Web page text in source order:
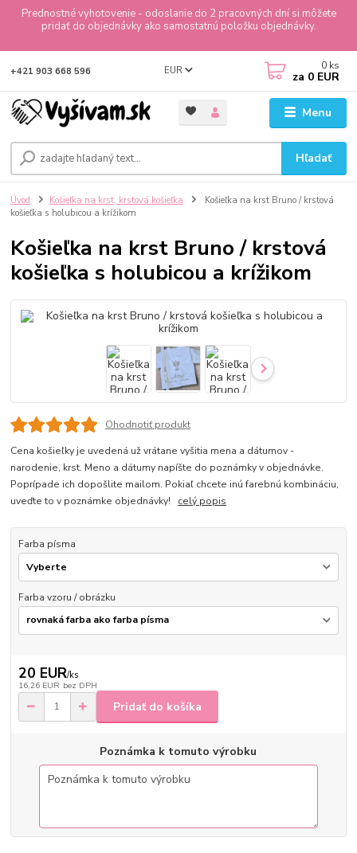
Prednostné vyhotovenie - odoslanie do 2 pracovných dní si môžete
pridať do objednávky ako samostatnú položku objednávky.
Menu
EUR
Hľadať
+421 903 668 596 0 ks
za 0 EUR
Úvod Košieľka na krst, krstová košieľka
Košieľka na krst Bruno / krstová
košieľka s holubicou a krížikom
Košieľka na krst Bruno / krstová
košieľka s holubicou a krížikom
Ohodnotiť produkt
Cena košieľky je uvedená už vrátane vyšitia mena a dátumov -
narodenie, krst. Meno a dátumy napíšte do poznámky v objednávke.
Poprípade ich dopošlite mailom. Pokiaľ chcete inú farebnú kombináciu,
uveďte to v poznámke objednávky! celý popis
Farba písma
Farba vzoru / obrázku
20 EUR/ks
16,26 EUR bez DPH
Pridať do košíka
Poznámka k tomuto výrobku